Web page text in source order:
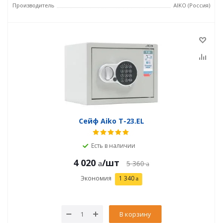
Производитель
AIKO (Россия)
Сейф Aiko T-23.EL
Есть в наличии
4 020 /шт 5 360
Экономия 1 340
В корзину